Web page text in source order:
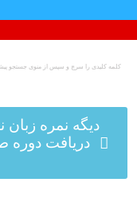
پرش
به
دیگه نمره زبان
دریافت دوره